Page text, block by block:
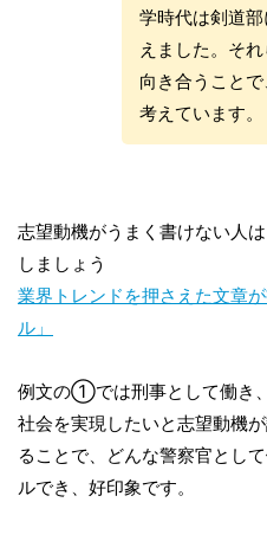
学時代は剣道
えました。そ
向き合うこと
考えています。
志望動機がうまく書けない人
しましょう
業界トレンドを押さえた文章
ル」
例文の①では刑事として働き
社会を実現したいと志望動機
ることで、どんな警察官とし
ルでき、好印象です。